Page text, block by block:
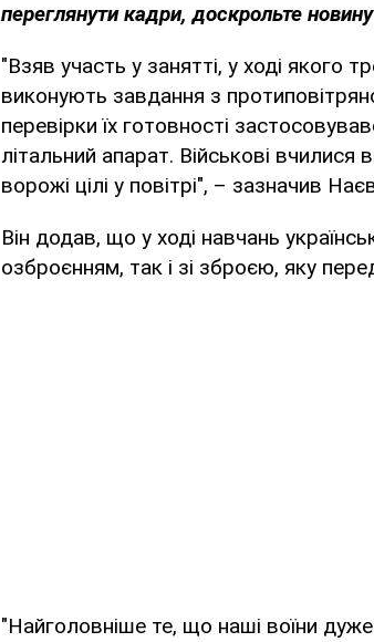
переглянути кадри, доскрольте
"Взяв участь у занятті, у ході якого
виконують завдання з
перевірки їх готовності
літальний апарат. Військові
ворожі цілі у повітрі", – зазначив
Він додав, що у ході навчань
озброєнням, так і зі зброєю, яку
"Найголовніше те, що наші воїни дуже